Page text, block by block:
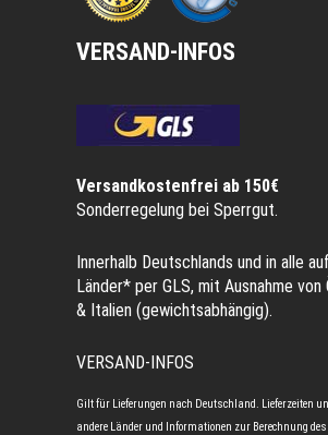
VERSAND-INFOS
Versandkostenfrei ab 150€
Sonderregelung bei Sperrgut.
Innerhalb Deutschlands und in alle
Länder* per GLS, mit Ausnahme
& Italien (gewichtsabhängig).
VERSAND-INFOS
Gilt für Lieferungen nach Deutschland. Lieferzeiten
andere Länder und Informationen zur Berechnung